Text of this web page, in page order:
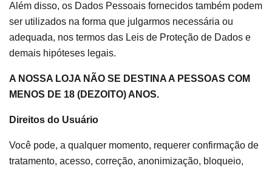
Além disso, os Dados Pessoais fornecidos também podem
ser utilizados na forma que julgarmos necessária ou
adequada, nos termos das Leis de Proteção de Dados e
demais hipóteses legais.
A NOSSA LOJA NÃO SE DESTINA A PESSOAS COM
MENOS DE 18 (DEZOITO) ANOS.
Direitos do Usuário
Você pode, a qualquer momento, requerer confirmação de
tratamento, acesso, correção, anonimização, bloqueio,